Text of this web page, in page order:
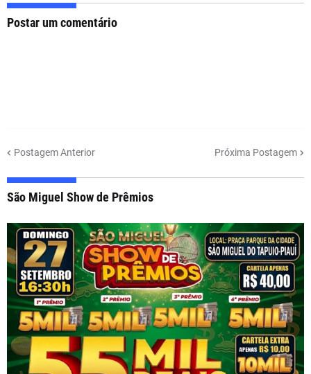
Postar um comentário
Postagem Anterior Próxima Postagem
São Miguel Show de Prêmios